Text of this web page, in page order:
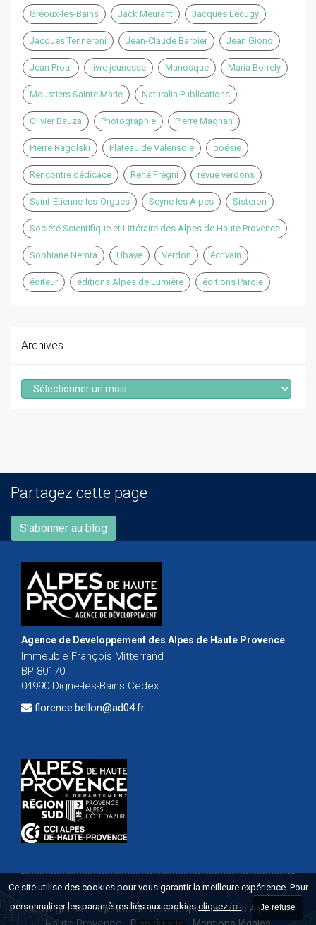
Gréoux-les-Bains Jack Meurant Jacques Lecugy
Jacques Tenneroni Jean-Claude Barbier Jean Giono
Jean Proal livre jeunesse Manosque Maria Borrely
Moustiers Sainte Marie Naturalia Publications
Olivier Bauza Photographie Pierre Magnan
Pierre Ragolski Plateau de Valensole poésie
Rencontre dédicace René Frégni revue verdons
Saint-Etienne-les-Orgues Seyne les Alpes Sisteron
Société Scientifique et Littéraire des Alpes de Haute Provence
Sophiane Nemra Ubaye Verdon écrivain
éditeur éditions Alpes de Lumière éditions Parole
Archives
Archives
Partagez cette page
S'abonner au blog
Agence de Développement des Alpes de Haute Provence
Immeuble François Mitterrand
BP 80170
04990 Digne-les-Bains Cedex
florence.bellon@ad04.fr
Copyright ©-Agence de développement des Alpes de
Ce site utilise des cookies pour vous garantir la meilleure expérience. Pour
personnaliser les paramètres liés aux cookiescliquez ici. Je refuse